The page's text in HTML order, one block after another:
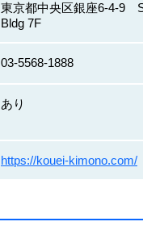
東京都中央区銀座6-4-9
Bldg 7F
03-5568-1888
あり
https://kouei-kimono.com/